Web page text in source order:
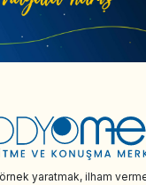
yaratmak, ilham